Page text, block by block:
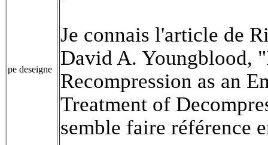
pe deseigne
Je connais l'article de
David A. Youngblood,
Recompression as an
Treatment of
semble faire référence